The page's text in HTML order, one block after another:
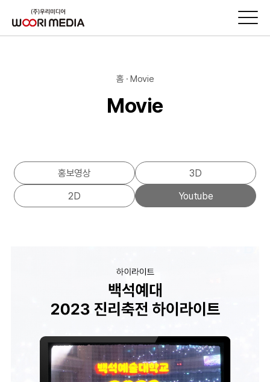
홈 · Movie
Movie
홍보영상
3D
2D
Youtube